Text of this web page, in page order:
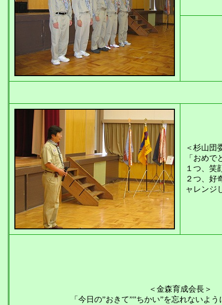
＜杉山
「おめ
１つ、笑
２つ、好
ャレンジ
＜金森育成会長＞
「今日の”おきて””ちかい”を忘れないよ